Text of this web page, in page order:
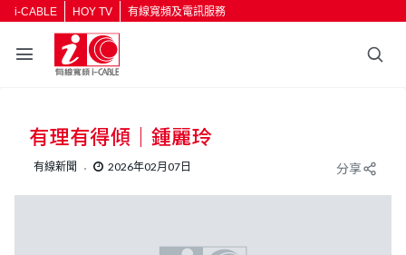
i-CABLE HOY TV 有線寬頻及電訊服務
返回
按輸入鍵開始搜尋
有理有得傾｜鍾麗玲
有線新聞 2026年02月07日 分享